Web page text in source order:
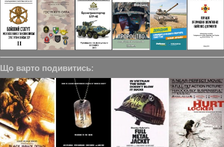
Що варто подивитись: